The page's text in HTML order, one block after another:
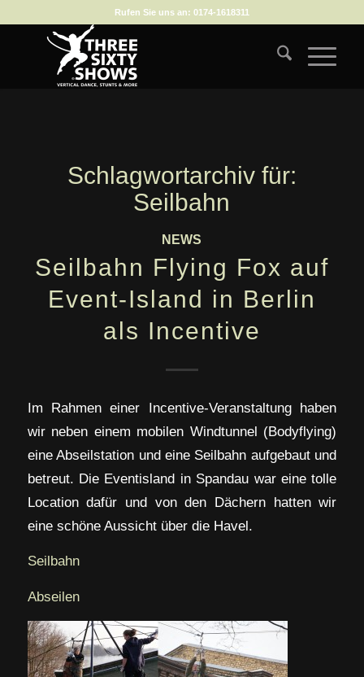
Rufen Sie uns an: 0174-1618311
Schlagwortarchiv für:
Seilbahn
NEWS
Seilbahn Flying Fox auf
Event-Island in Berlin
als Incentive
Im Rahmen einer Incentive-Veranstaltung haben
wir neben einem mobilen Windtunnel (Bodyflying)
eine Abseilstation und eine Seilbahn aufgebaut und
betreut. Die Eventisland in Spandau war eine tolle
Location dafür und von den Dächern hatten wir
eine schöne Aussicht über die Havel.
Seilbahn
Abseilen